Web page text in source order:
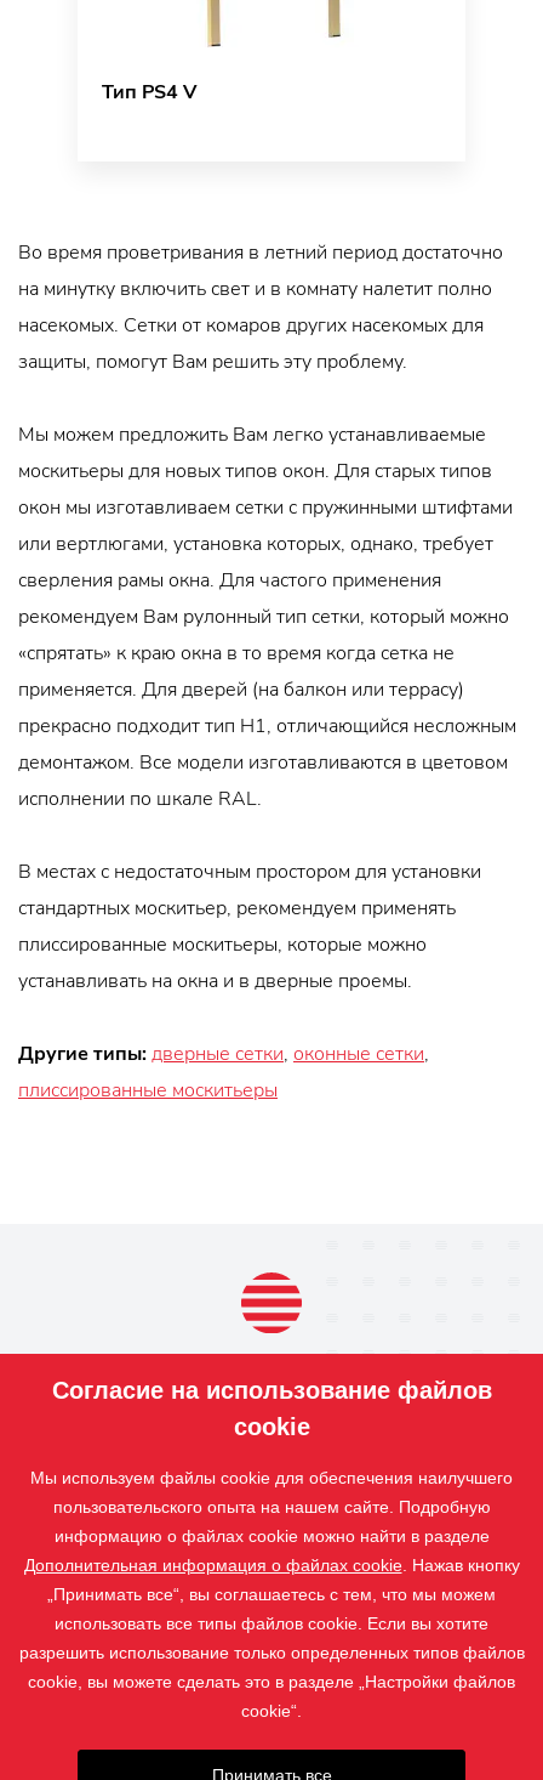
Тип PS4 V
Во время проветривания в летний период достаточно
на минутку включить свет и в комнату налетит полно
насекомых. Сетки от комаров других насекомых для
защиты, помогут Вам решить эту проблему.
Мы можем предложить Вам легко устанавливаемые
москитьеры для новых типов окон. Для старых типов
окон мы изготавливаем сетки с пружинными штифтами
или вертлюгами, установка которых, однако, требует
сверления рамы окна. Для частого применения
рекомендуем Вам рулонный тип сетки, который можно
«спрятать» к краю окна в то время когда сетка не
применяется. Для дверей (на балкон или террасу)
прекрасно подходит тип H1, отличающийся несложным
демонтажом. Все модели изготавливаются в цветовом
исполнении по шкале RAL.
В местах с недостаточным простором для установки
стандартных москитьер, рекомендуем применять
плиссированные москитьеры, которые можно
устанавливать на окна и в дверные проемы.
Другие типы:дверные сетки, оконные сетки,
плиссированные москитьеры
ПРОДУКЦИЯ
ISOTRA
КОНТАКТ
Согласие на использование файлов
cookie
Мы используем файлы cookie для обеспечения наилучшего
пользовательского опыта на нашем сайте. Подробную
информацию о файлах cookie можно найти в разделе
Дополнительная информация о файлах cookie. Нажав кнопку
„Принимать все“, вы соглашаетесь с тем, что мы можем
использовать все типы файлов cookie. Если вы хотите
разрешить использование только определенных типов файлов
cookie, вы можете сделать это в разделе „Настройки файлов
cookie“.
Принимать все